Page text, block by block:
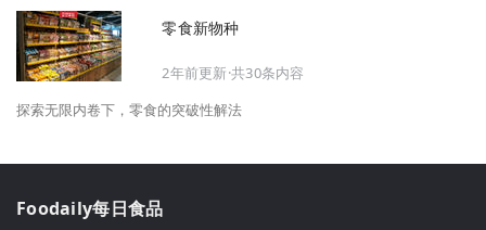
零食新物种
2年前更新·共30条内容
探索无限内卷下，零食的突破性解法
Foodaily每日食品